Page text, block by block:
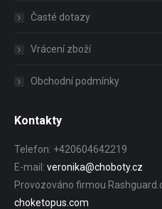
Časté dotazy
Vrácení zboží
Obchodní podmínky
Kontakty
Telefon: +420604642219
E-mail: veronika@choboty.cz
Provozováno firmou
choketopus.com